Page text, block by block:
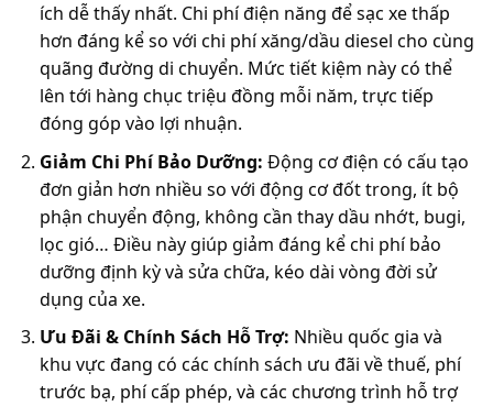
ích dễ thấy nhất. Chi phí điện năng để sạc xe thấp
hơn đáng kể so với chi phí xăng/dầu diesel cho cùng
quãng đường di chuyển. Mức tiết kiệm này có thể
lên tới hàng chục triệu đồng mỗi năm, trực tiếp
đóng góp vào lợi nhuận.
Giảm Chi Phí Bảo Dưỡng: Động cơ điện có cấu tạo
đơn giản hơn nhiều so với động cơ đốt trong, ít bộ
phận chuyển động, không cần thay dầu nhớt, bugi,
lọc gió… Điều này giúp giảm đáng kể chi phí bảo
dưỡng định kỳ và sửa chữa, kéo dài vòng đời sử
dụng của xe.
Ưu Đãi & Chính Sách Hỗ Trợ: Nhiều quốc gia và
khu vực đang có các chính sách ưu đãi về thuế, phí
trước bạ, phí cấp phép, và các chương trình hỗ trợ